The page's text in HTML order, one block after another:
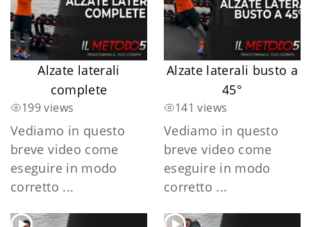
Alzate laterali
complete
199 views
Vediamo in questo
breve video come
eseguire in modo
corretto ...
Alzate laterali busto a
45°
141 views
Vediamo in questo
breve video come
eseguire in modo
corretto ...